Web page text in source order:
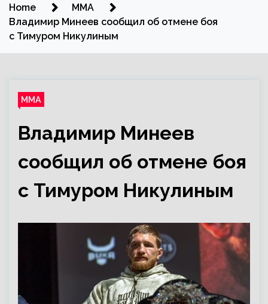
Home
ММА
Владимир Минеев сообщил об отмене боя
с Тимуром Никулиным
ММА
Владимир Минеев
сообщил об отмене боя
с Тимуром Никулиным